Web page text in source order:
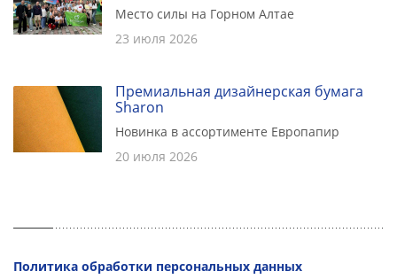
Место силы на Горном Алтае
23 июля 2026
Премиальная дизайнерская бумага
Sharon
Новинка в ассортименте Европапир
20 июля 2026
Политика обработки персональных данных